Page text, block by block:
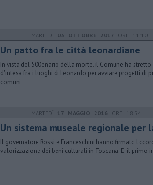
MARTEDÌ 03 OTTOBRE 2017 ORE 11:10
Un patto fra le città leonardiane
In vista del 500enario della morte, il Comune ha
d'intesa fra i luoghi di Leonardo per avviare progetti di
comuni
MARTEDÌ 17 MAGGIO 2016 ORE 18:54
Un sistema museale regionale per
Il governatore Rossi e Franceschini hanno firmato
valorizzazione dei beni culturali in Toscana. E' il primo